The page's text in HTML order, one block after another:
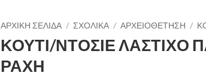
ΑΡΧΙΚΉ ΣΕΛΊΔΑ / ΣΧΟΛΙΚΑ / ΑΡΧΕΙΟΘΕΤΗΣΗ /
ΚΟΥΤΙ/ΝΤΟΣΙΕ ΛΑΣΤΙΧΟ
ΡΑΧΗ